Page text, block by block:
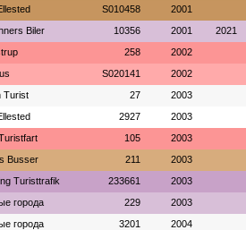
S010458 2001
Biler 10356 2001 2021
258 2002
S020141 2002
Turist 27 2003
2927 2003
105 2003
Busser 211 2003
Turisttrafik 233661 2003
города 229 2003
города 3201 2004